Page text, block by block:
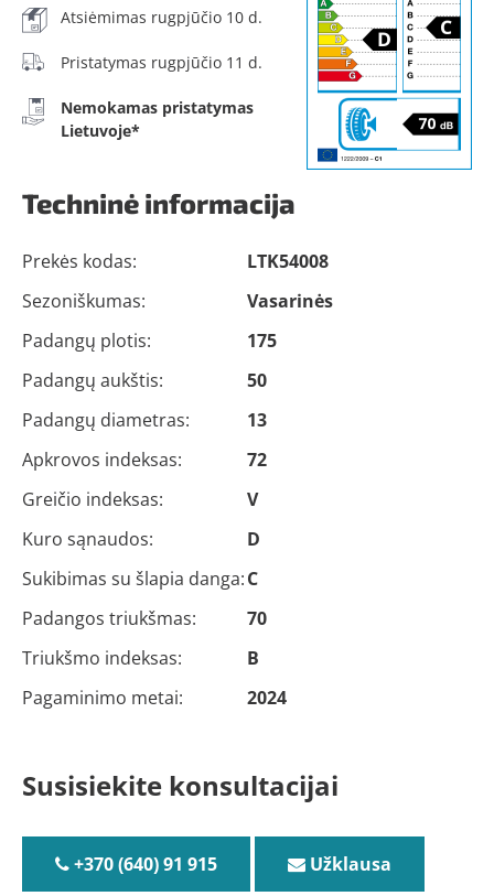
Atsiėmimas rugpjūčio 10 d.
Pristatymas rugpjūčio 11 d.
Nemokamas pristatymas
Lietuvoje*
Techninė informacija
Prekės kodas:
LTK54008
Sezoniškumas:
Vasarinės
Padangų plotis:
175
Padangų aukštis:
50
Padangų diametras:
13
Apkrovos indeksas:
72
Greičio indeksas:
V
Kuro sąnaudos:
D
Sukibimas su šlapia danga:C
Padangos triukšmas:
70
Triukšmo indeksas:
B
Pagaminimo metai:
2024
Susisiekite konsultacijai
+370 (640) 91 915 Užklausa